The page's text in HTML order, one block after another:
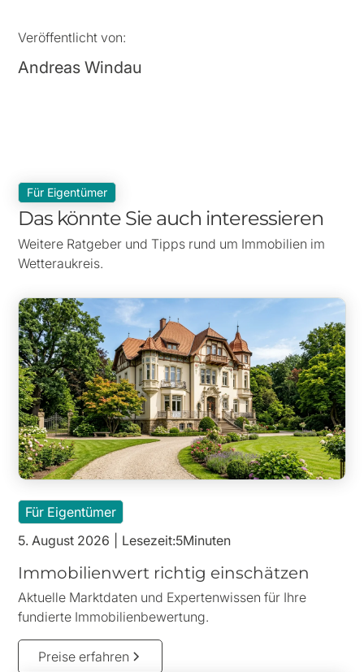
Veröffentlicht von:
Andreas Windau
Für Eigentümer
Das könnte Sie auch interessieren
Weitere Ratgeber und Tipps rund um Immobilien im
Wetteraukreis.
Für Eigentümer
5. August 2026
Lesezeit:5Minuten
Immobilienwert richtig einschätzen
Aktuelle Marktdaten und Expertenwissen für Ihre
fundierte Immobilienbewertung.
Preise erfahren